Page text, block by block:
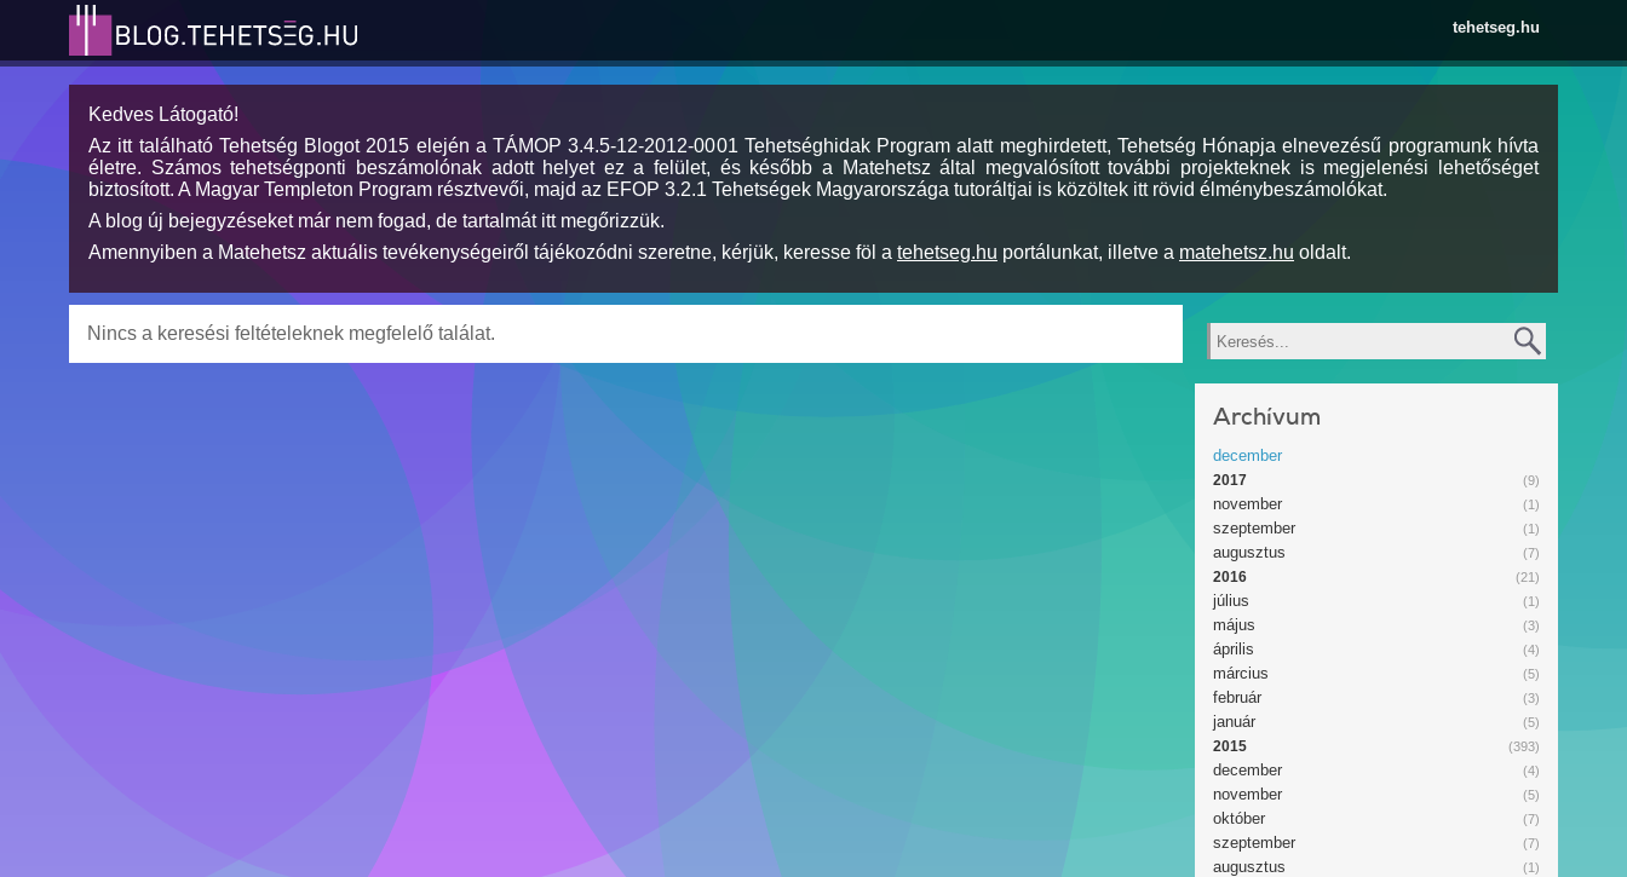
tehetseg.hu
Kedves Látogató!
Az itt található Tehetség Blogot 2015 elején a TÁMOP 3.4.5-12-2012-0001 Tehetséghidak Program alatt meghirdetett, Tehetség Hónapja elnevezésű programunk hívta
életre. Számos tehetségponti beszámolónak adott helyet ez a felület, és később a Matehetsz által megvalósított további projekteknek is megjelenési lehetőséget
biztosított. A Magyar Templeton Program résztvevői, majd az EFOP 3.2.1 Tehetségek Magyarországa tutoráltjai is közöltek itt rövid élménybeszámolókat.
A blog új bejegyzéseket már nem fogad, de tartalmát itt megőrizzük.
Amennyiben a Matehetsz aktuális tevékenységeiről tájékozódni szeretne, kérjük, keresse föl a tehetseg.hu portálunkat, illetve a matehetsz.hu oldalt.
Nincs a keresési feltételeknek megfelelő találat. Keresés
Archívum
december
(9)
2017
(1)
november
(1)
szeptember
(7)
augusztus
(21)
2016
(1)
július
(3)
május
(4)
április
(5)
március
(3)
február
(5)
január
(393)
2015
(4)
december
(5)
november
(7)
október
(7)
szeptember
(1)
augusztus